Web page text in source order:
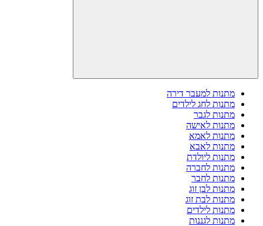
מתנות למעבר דירה
מתנות לחג לילדים
מתנות לגבר
מתנות לאישה
מתנות לאמא
מתנות לאבא
מתנות ליולדת
מתנות לחברה
מתנות לחבר
מתנות לבן זוג
מתנות לבת זוג
מתנות לילדים
מתנות לגננות